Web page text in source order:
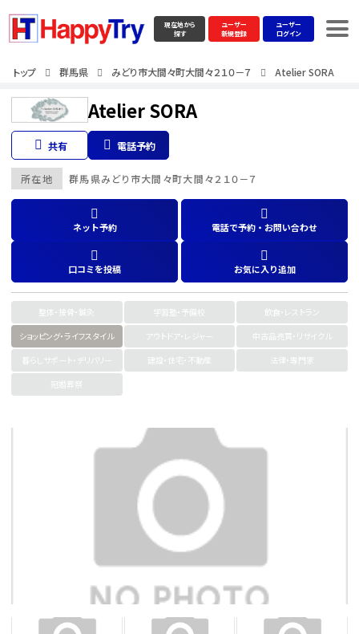
現在地から
探す
ユーザー
新規登録
ユーザー
ログイン
トップ 群馬県 みどり市大間々町大間々２１０－７ Atelier SORA
Atelier SORA
共有 電話予約
所在地 群馬県みどり市大間々町大間々２１０－７
ネット予約 電話で予約・お問い合わせ
口コミを投稿 お気に入り追加
整体・接骨・鍼灸 学習塾・予備校
飲食・レストラン
ショッピング・ライフスタイル
アウトドア・レジャー
中古品売買・リサイクル
暮らしサポート・デリバリー
建設・住宅・不動産
法律・専門家
冠婚葬祭